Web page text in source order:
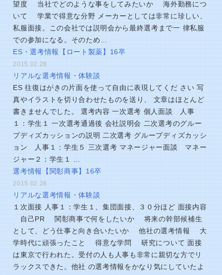
望度 当社でどのような事をしてみたいか 海外勤務につ
いて 学業で得意な分野 メーカーとしては非常に珍しい、
私服面接。この会社では説明会から最終選考まで一 律私服
での参加になる。そのため…
ES・選考情報【ロート製薬】16卒
2015.02.28
リアルな選考情報・体験談
ES 往復はがきの片面を使って自由に表現してくだ さい 写
真やイラストを切り合わせたものを送り、 文章はほとんど
書きませんでした。 選考内容 一次選考 個人面談 人事
１：学生１ 一次選考通過後 会社説明会 二次選考のグルー
プディズカッションの説明 二次選考 グループディズカッシ
ョン 人事１：学生５ 三次選考 マネージャー面談 マネー
ジャー２：学生１ …
選考情報【関彰商事】16卒
2015.02.28
リアルな選考情報・体験談
１次面接 人事１：学生１、集団面接、３０分ほど 面接内容
自己PR 関彰商事で何をしたいか 将来の幹部候補生
として、どう仕事と向き合いたいか 他社の選考情報 大
学時代に頑張ったこと 得意な学問 研究について 面接
は東京で行われた。受付の人も人事も非常に親切な方でリ
ラックスできた。他社 の選考情報をかなり気にしていたよ